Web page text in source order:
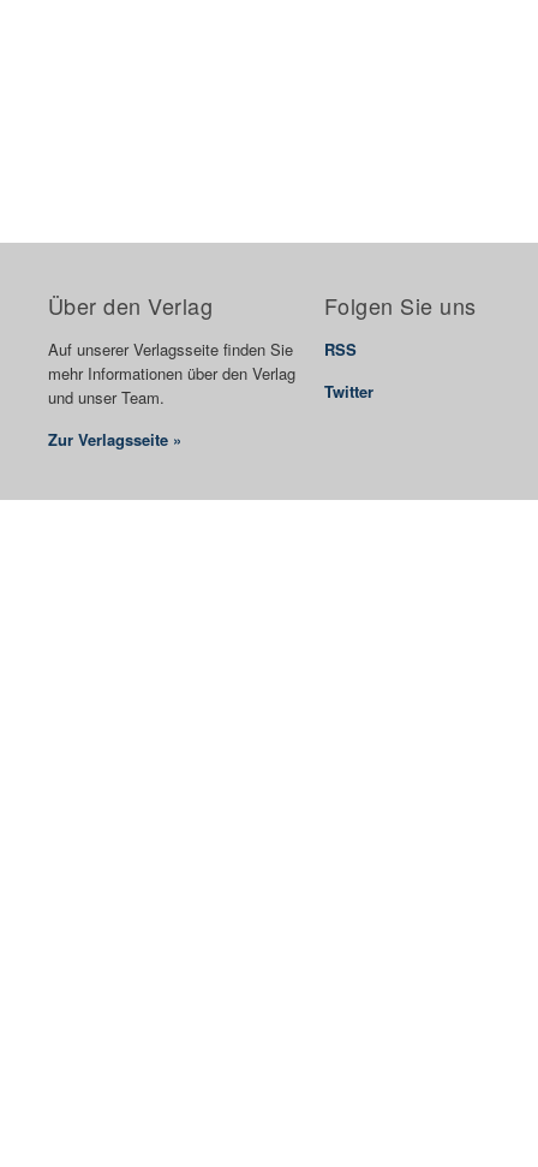
Über den Verlag
Auf unserer Verlagsseite finden Sie
mehr Informationen über den Verlag
und unser Team.
Zur Verlagsseite »
Folgen Sie uns
RSS
Twitter